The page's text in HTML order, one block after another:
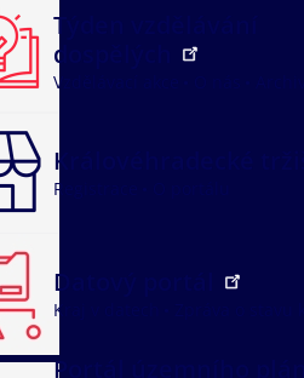
Týden vzdělávání
dospělých
Vzdělávací akce
Královéhradecké
Registrace
Datový portál
Kraj v datech
Portál územního